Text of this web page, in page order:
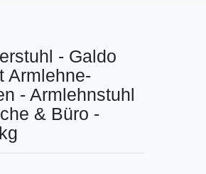
- Galdo
Armlehne-
- Armlehnstuhl
& Büro -